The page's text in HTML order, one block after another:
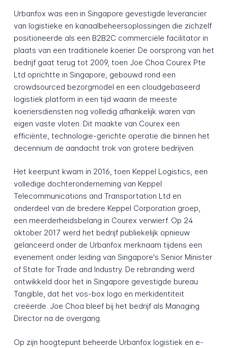
Urbanfox was een in Singapore gevestigde leverancier
van logistieke en kanaalbeheersoplossingen die zichzelf
positioneerde als een B2B2C commerciële facilitator in
plaats van een traditionele koerier. De oorsprong van het
bedrijf gaat terug tot 2009, toen Joe Choa Courex Pte
Ltd oprichtte in Singapore, gebouwd rond een
crowdsourced bezorgmodel en een cloudgebaseerd
logistiek platform in een tijd waarin de meeste
koeriersdiensten nog volledig afhankelijk waren van
eigen vaste vloten. Dit maakte van Courex een
efficiënte, technologie-gerichte operatie die binnen het
decennium de aandacht trok van grotere bedrijven.
Het keerpunt kwam in 2016, toen Keppel Logistics, een
volledige dochteronderneming van Keppel
Telecommunications and Transportation Ltd en
onderdeel van de bredere Keppel Corporation groep,
een meerderheidsbelang in Courex verwierf. Op 24
oktober 2017 werd het bedrijf publiekelijk opnieuw
gelanceerd onder de Urbanfox merknaam tijdens een
evenement onder leiding van Singapore's Senior Minister
of State for Trade and Industry. De rebranding werd
ontwikkeld door het in Singapore gevestigde bureau
Tangible, dat het vos-box logo en merkidentiteit
creëerde. Joe Choa bleef bij het bedrijf als Managing
Director na de overgang.
Op zijn hoogtepunt beheerde Urbanfox logistiek en e-